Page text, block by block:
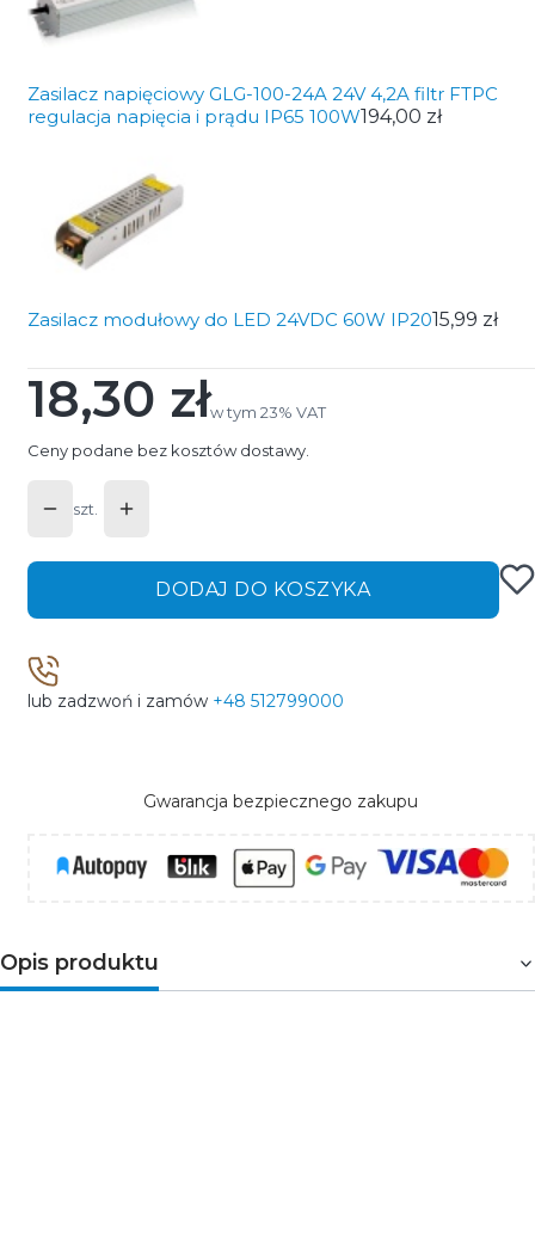
Zasilacz napięciowy GLG-100-24A 24V 4,2A filtr FTPC
regulacja napięcia i prądu IP65 100W194,00 zł
Zasilacz modułowy do LED 24VDC 60W IP2015,99 zł
Cena
18,30 złw tym 23% VAT
w tym 23% VAT
Ceny podane bez kosztów dostawy.
szt.
DODAJ DO KOSZYKA
lub zadzwoń i zamów +48 512799000
Gwarancja bezpiecznego zakupu
Opis produktu